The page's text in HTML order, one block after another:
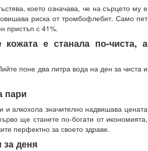
което означава, че на сърцето му е
риска от тромбофлебит. Само пет
пристъп с 41%.
е станала по-чиста, а
поне два литра вода на ден за чиста и
пари
и алкохола значително надвишава цената
ще станете по-богати от икономията,
перфектно за своето здраве.
деня